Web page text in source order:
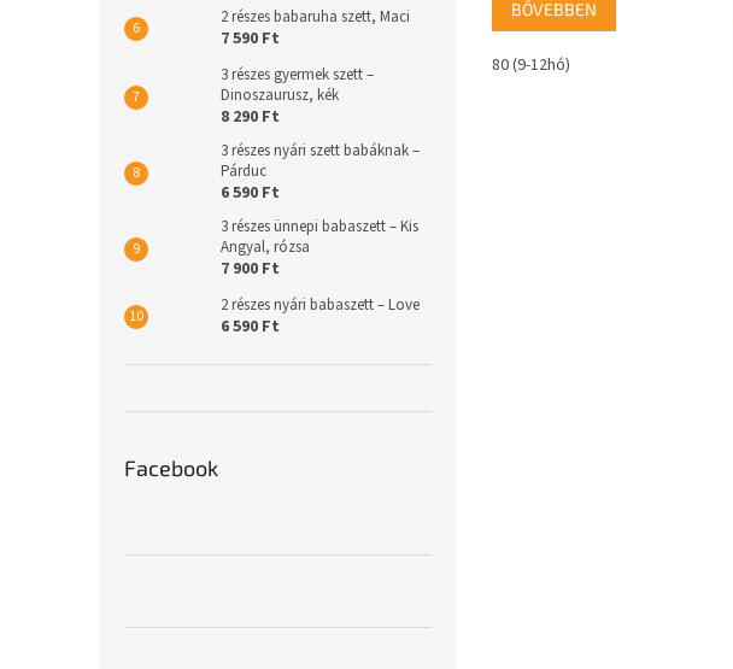
2 részes babaruha szett, Maci
7 590 Ft
3 részes gyermek szett –
Dinoszaurusz, kék
8 290 Ft
3 részes nyári szett babáknak –
Párduc
6 590 Ft
3 részes ünnepi babaszett – Kis
Angyal, rózsa
7 900 Ft
2 részes nyári babaszett – Love
6 590 Ft
Facebook
5,0
BŐVEBBEN
80 (9-12hó)